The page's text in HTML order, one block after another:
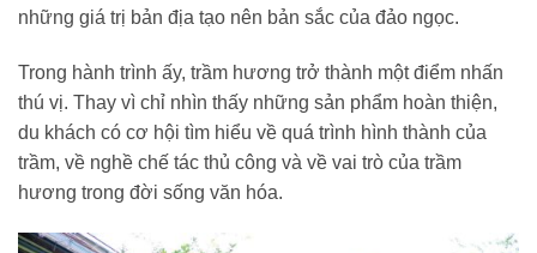
những giá trị bản địa tạo nên bản sắc của đảo ngọc.
Trong hành trình ấy, trầm hương trở thành một điểm nhấn
thú vị. Thay vì chỉ nhìn thấy những sản phẩm hoàn thiện,
du khách có cơ hội tìm hiểu về quá trình hình thành của
trầm, về nghề chế tác thủ công và về vai trò của trầm
hương trong đời sống văn hóa.